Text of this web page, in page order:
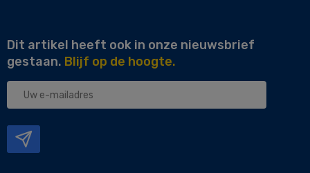
Dit artikel heeft ook in onze nieuwsbrief
gestaan. Blijf op de hoogte.
Uw